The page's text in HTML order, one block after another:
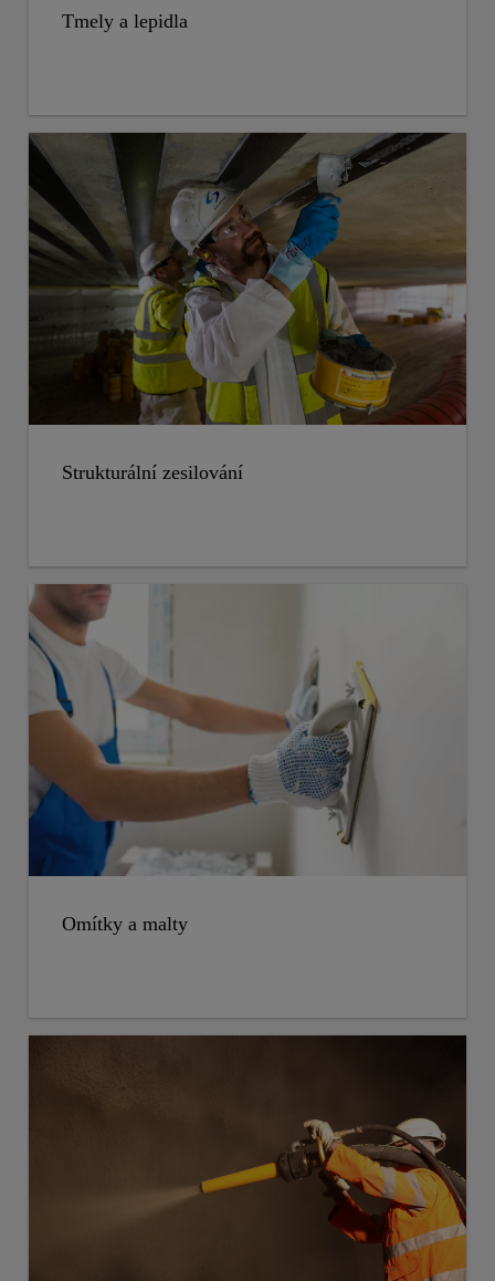
Tmely a lepidla
Strukturální zesilování
Omítky a malty